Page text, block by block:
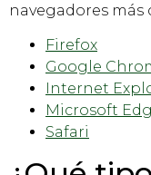
navegadores más
Firefox
Google
Internet
Microsoft
Safari